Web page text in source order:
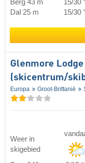
Berg 43 m 15/30
Dal 25 m
15/30
Glenmore Lodge
(skicentrum/
Europa Groot-Brittanië
Weer in
skigebied